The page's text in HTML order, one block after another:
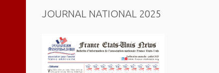
JOURNAL NATIONAL 2025